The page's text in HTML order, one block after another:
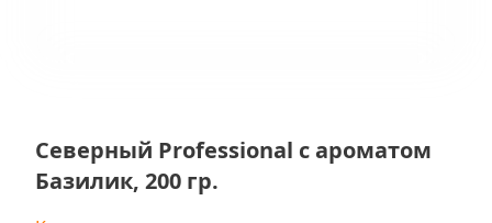
Северный Professional с ароматом
Базилик, 200 гр.